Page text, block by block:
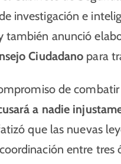
investigación e
también anunció
Ciudadano para
de
a nadie
que las nuevas
entre tres